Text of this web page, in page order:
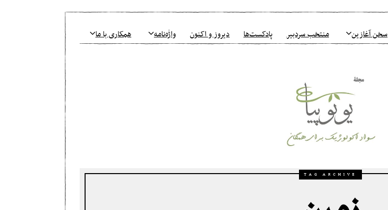
همکاری با ما واژٰه‌نامه دیروز و اکنون پادکست‌ها منتخب سردبیر سخن آغازین
TAG ARCHIVE